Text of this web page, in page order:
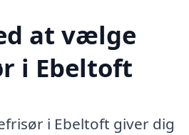
at vælge
i Ebeltoft
i Ebeltoft giver dig